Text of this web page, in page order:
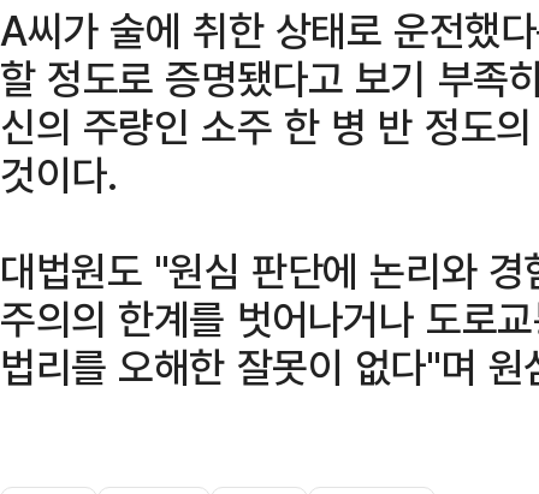
A씨가 술에 취한 상태로 운전했
할 정도로 증명됐다고 보기 부족
신의 주량인 소주 한 병 반 정도
것이다.
대법원도 "원심 판단에 논리와
주의의 한계를 벗어나거나 도로
법리를 오해한 잘못이 없다"며